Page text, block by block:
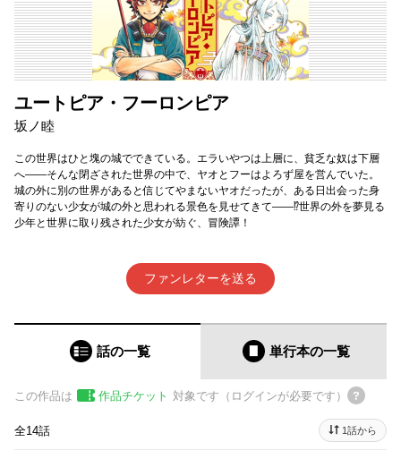
ユートピア・フーロンピア
坂ノ睦
この世界はひと塊の城でできている。エラいやつは上層に、貧乏な奴は下層
へ――そんな閉ざされた世界の中で、ヤオとフーはよろず屋を営んでいた。
城の外に別の世界があると信じてやまないヤオだったが、ある日出会った身
寄りのない少女が城の外と思われる景色を見せてきて――⁉世界の外を夢見る
少年と世界に取り残された少女が紡ぐ、冒険譚！
ファンレターを送る
話の一覧 単行本の一覧
この作品は 作品チケット 対象です（ログインが必要です）
全14話 1話から